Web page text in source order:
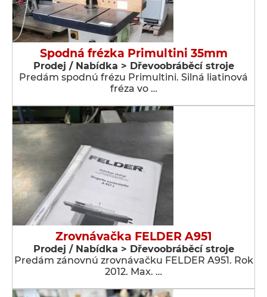
Spodná frézka Primultini 35mm
Prodej / Nabídka > Dřevoobráběcí stroje
Predám spodnú frézu Primultini. Silná liatinová
fréza vo …
Zrovnávačka FELDER A951
Prodej / Nabídka > Dřevoobráběcí stroje
Predám zánovnú zrovnávačku FELDER A951. Rok
2012. Max. …